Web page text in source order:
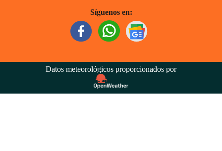
Síguenos en:
Datos meteorológicos proporcionados por